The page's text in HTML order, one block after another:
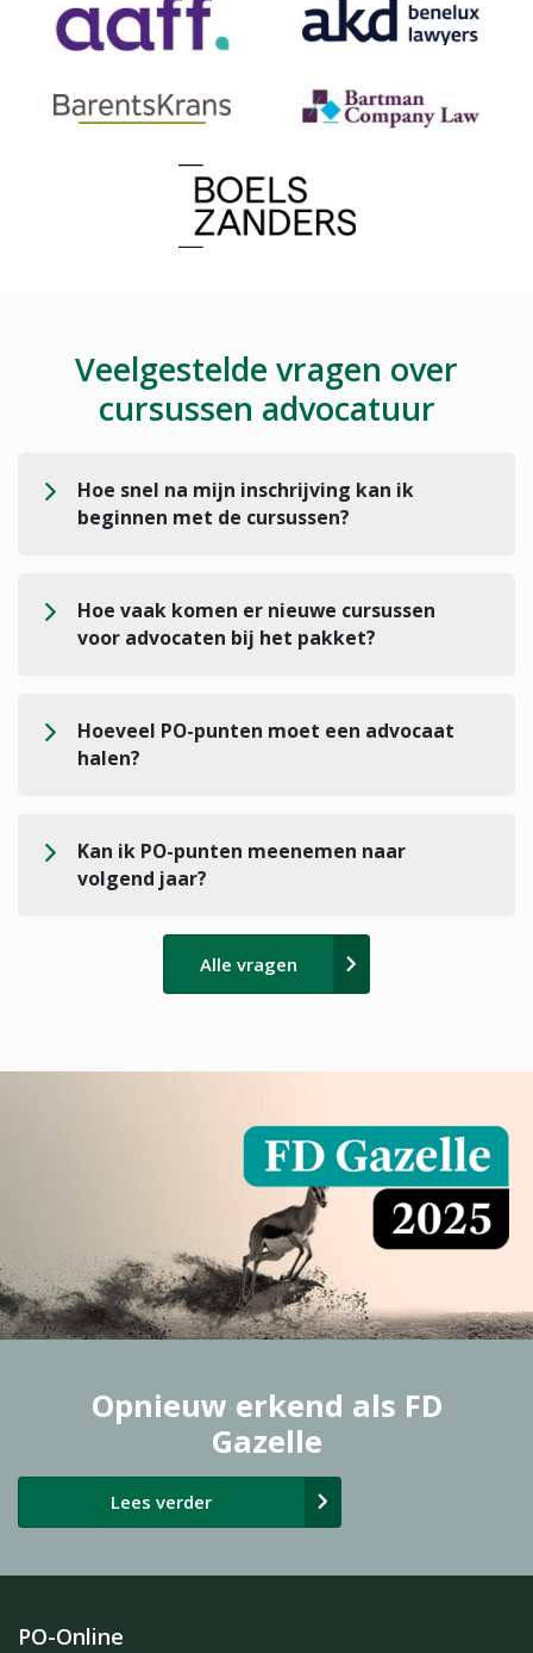
Veelgestelde vragen over
cursussen advocatuur
Hoe snel na mijn inschrijving kan ik
beginnen met de cursussen?
Hoe vaak komen er nieuwe cursussen
voor advocaten bij het pakket?
Hoeveel PO-punten moet een advocaat
halen?
Kan ik PO-punten meenemen naar
volgend jaar?
Alle vragen
Opnieuw erkend als FD
Gazelle
Lees verder
PO-Online